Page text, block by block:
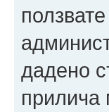
дадено
прилича